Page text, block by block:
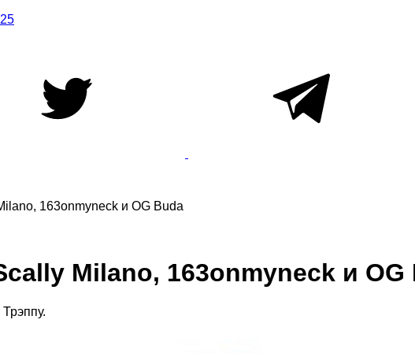
163onmyneck и OG Buda
Milano, 163onmyneck и OG